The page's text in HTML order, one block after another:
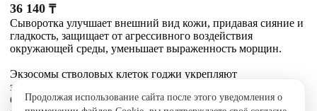
36 140 ₸
Сыворотка улучшает внешний вид кожи, придавая сияние и
гладкость, защищает от агрессивного воздействия
окружающей среды, уменьшает выраженность морщин.
Экзосомы стволовых клеток годжи укрепляют
эпидермальный барьер, доставляют сигнальные
биоактивные молекулы в клетки и стимулируют
Продолжая использование сайта после этого уведомления о